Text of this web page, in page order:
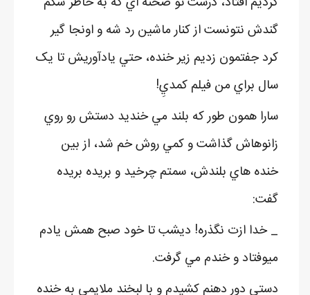
گندش نتونست از کنار ماشين رد شه و اونجا گير
کرد جفتمون زديم زير خنده، حتي يادآوريش تا يک
سال براي من فيلم کمديِ!
سارا همون طور که بلند مي خنديد دستش رو روي
زانوهاش گذاشت و کمي روش خم شد، از بين
خنده هاي بلندش، سمتم چرخيد و بريده بريده
گفت:
_ خدا ازت نگذره! ديشب تا خود صبح همش يادم
ميوفتاد و خندم مي گرفت.
دستي دور دهنم کشيدم و با لبخند ملايمي به خنده